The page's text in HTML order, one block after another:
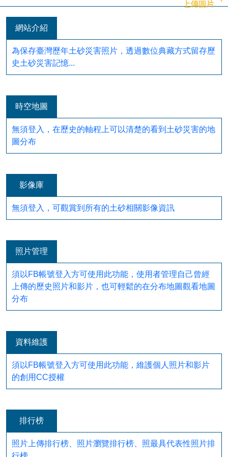
網站介紹
為保存臺灣歷年土砂災害照片，透過數位典藏方式留存歷
史土砂災害記憶...
時空地圖
無須登入，在歷史的軸程上可以清楚的看到土砂災害的地
圖分布
影像庫
無須登入，可觀賞到所有的土砂相關影像資訊
照片管理
須以FB帳號登入方可使用此功能，使用者管理自己曾經
上傳的歷史照片和影片，也可輕鬆的在分布地圖觀看地圖
分布
資料維護
須以FB帳號登入方可使用此功能，維護個人照片和影片
的創用CC授權
排行榜
照片上傳排行榜、照片瀏覽排行榜、照最具代表性照片排